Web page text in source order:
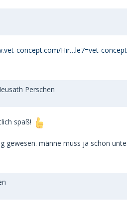
concept.com/Hir…le7=vet-
Perschen
spaß!
gewesen. männe muss ja schon